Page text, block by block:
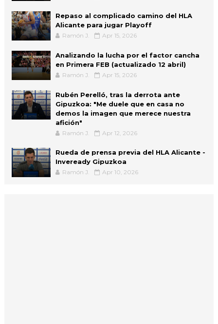
Repaso al complicado camino del HLA
Alicante para jugar Playoff
Ramón J. Apr 15, 2026
Analizando la lucha por el factor cancha
en Primera FEB (actualizado 12 abril)
Ramón J. Apr 15, 2026
Rubén Perelló, tras la derrota ante
Gipuzkoa: "Me duele que en casa no
demos la imagen que merece nuestra
afición"
Ramón J. Apr 12, 2026
Rueda de prensa previa del HLA Alicante -
Inveready Gipuzkoa
Ramón J. Apr 10, 2026